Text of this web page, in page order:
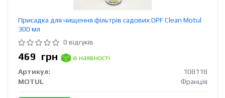
Присадка для чищення фільтрів садових DPF Clean Motul
300 мл
0 відгуків
469 грн
в наявності
Артикул:
108118
MOTUL
Франція